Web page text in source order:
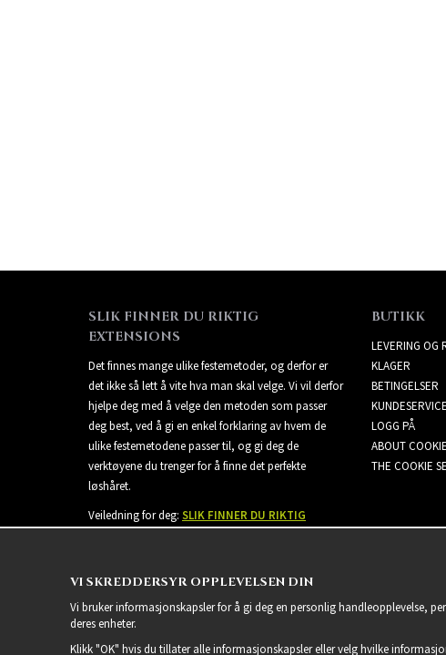
SLIK FINNER DU RIKTIG
EXTENSIONS
Det finnes mange ulike festemetoder, og derfor er
det ikke så lett å vite hva man skal velge. Vi vil derfor
hjelpe deg med å velge den metoden som passer
deg best, ved å gi en enkel forklaring av hvem de
ulike festemetodene passer til, og gi deg de
verktøyene du trenger for å finne det perfekte
løshåret.
Veiledning for deg: SLIK FINNER DU RIKTIG
BUTIKK
LEVERING OG
KLAGER
BETINGELSER
KUNDESERVICE
LOGG PÅ
ABOUT
THE COOKIE
VI SKREDDERSYR OPPLEVELSEN DIN
Vi bruker informasjonskapsler for å gi deg en personlig handleopplevelse,
deres enheter.
Klikk "OK" hvis du tillater alle informasjonskapsler eller velg hvilke